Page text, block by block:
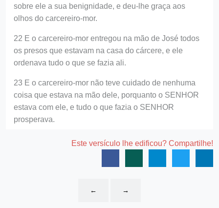
sobre ele a sua benignidade, e deu-lhe graça aos
olhos do carcereiro-mor.
22 E o carcereiro-mor entregou na mão de José todos
os presos que estavam na casa do cárcere, e ele
ordenava tudo o que se fazia ali.
23 E o carcereiro-mor não teve cuidado de nenhuma
coisa que estava na mão dele, porquanto o SENHOR
estava com ele, e tudo o que fazia o SENHOR
prosperava.
Este versículo lhe edificou? Compartilhe!
← →